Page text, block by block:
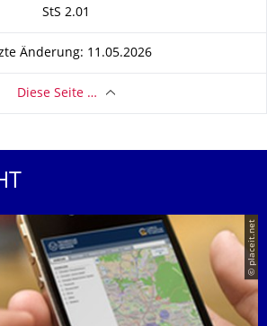
StS 2.01
Änderung: 11.05.2026
Diese Seite …
© placeit.net